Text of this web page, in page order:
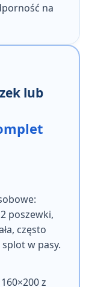
na
lub
poszewki,
często
w pasy.
z